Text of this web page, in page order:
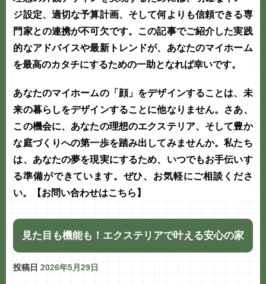
ジ設定、適切な予算計画、そして何よりも信頼できる専
門家との連携が不可欠です。この記事でご紹介した実践
的なアドバイスや最新トレンドが、あなたのマイホーム
を最高のカタチにするための一助となれば幸いです。
あなたのマイホームの「顔」をデザインすることは、未
来の暮らしをデザインすることに他なりません。さあ、
この機会に、あなたの理想のエクステリア、そして豊か
な庭づくりへの第一歩を踏み出してみませんか。私たち
は、あなたの夢を現実にするため、いつでもお手伝いす
る準備ができています。ぜひ、お気軽にご相談くださ
い。
【お問い合わせはこちら】
見た目も機能も！エクステリアで叶える安心の家
投稿日 2026年5月29日